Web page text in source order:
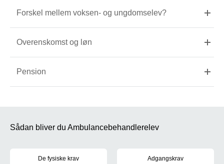
Forskel mellem voksen- og ungdomselev?
Overenskomst og løn
Pension
Sådan bliver du Ambulancebehandlerelev
De fysiske krav Adgangskrav